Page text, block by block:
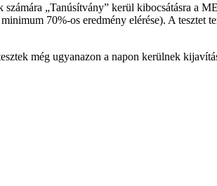
„Tanúsítvány” kerül kibocsátásra a
70%-os eredmény elérése). A
még ugyanazon a napon kerülnek